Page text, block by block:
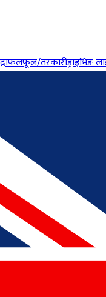
फलफूल/तरकारीड्राइभिङ